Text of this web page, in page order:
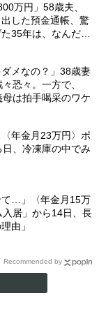
万円」58歳夫、
した預金通帳、驚
35年は、なんだっ
ダメなの？」38歳妻
恐々。一方で、
母は拍手喝采のワケ
年金月23万円〉ポ
、冷凍庫の中でみ
て…」〈年金月15万
居」から14日、長
由」
Recommended by